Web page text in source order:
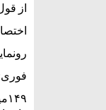
از